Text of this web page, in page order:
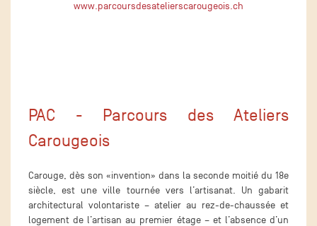
www.parcoursdesatelierscarougeois.ch
PAC - Parcours des Ateliers
Carougeois
Carouge, dès son «invention» dans la seconde moitié du 18e
siècle, est une ville tournée vers l’artisanat. Un gabarit
architectural volontariste – atelier au rez-de-chaussée et
logement de l’artisan au premier étage – et l’absence d’un